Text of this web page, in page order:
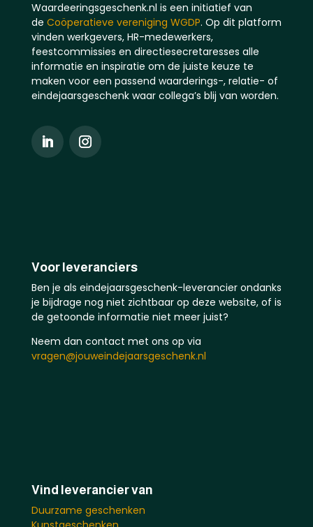
Waardeeringsgeschenk.nl is een initiatief van
de Coöperatieve vereniging WGDP. Op dit platform
vinden werkgevers, HR-medewerkers,
feestcommissies en directiesecretaresses alle
informatie en inspiratie om de juiste keuze te
maken voor een passend waarderings-, relatie- of
eindejaarsgeschenk waar collega’s blij van worden.
Voor leveranciers
Ben je als eindejaarsgeschenk-leverancier ondanks
je bijdrage nog niet zichtbaar op deze website, of is
de getoonde informatie niet meer juist?
Neem dan contact met ons op via
vragen@jouweindejaarsgeschenk.nl
Vind leverancier van
Duurzame geschenken